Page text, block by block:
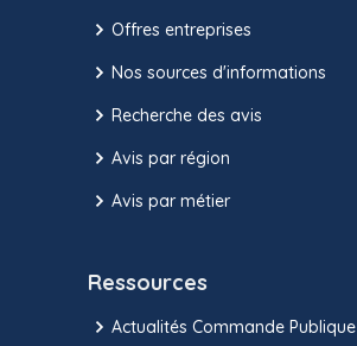
Offres entreprises
Nos sources d'informations
Recherche des avis
Avis par région
Avis par métier
Ressources
Actualités Commande Publique